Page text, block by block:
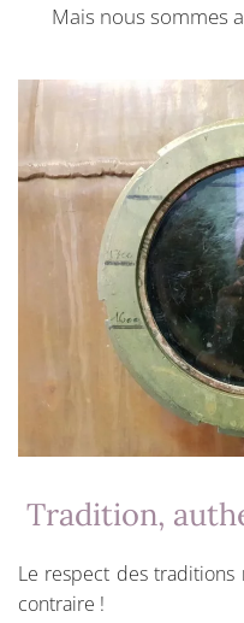
Mais nous sommes
Tradition,
Le respect des traditions
contraire !